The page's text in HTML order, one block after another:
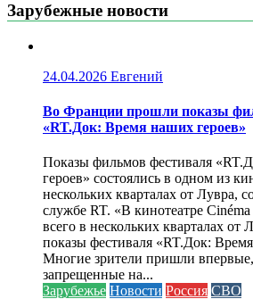
Зарубежные новости
24.04.2026 Евгений
Во Франции прошли показы
«RT.Док: Время наших героев»
Показы фильмов фестиваля
героев» состоялись в одном из
нескольких кварталах от Лувра,
службе RT. «В кинотеатре
всего в нескольких кварталах от
показы фестиваля «RT.Док:
Многие зрители пришли
запрещенные на...
Зарубежье Новости Россия СВО